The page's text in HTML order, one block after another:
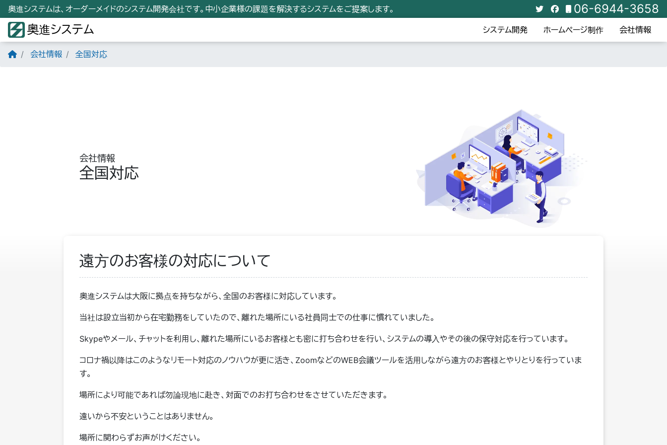
奥進システムは、オーダーメイドのシステム開発会社です。中小企業様の課題を解決するシステムをご提案します。
06-6944-3658
奥進システム
システム開発 ホームページ制作 会社情報
会社情報 全国対応
会社情報
全国対応
遠方のお客様の対応について
奥進システムは大阪に拠点を持ちながら、全国のお客様に対応しています。
当社は設立当初から在宅勤務をしていたので、離れた場所にいる社員同士での仕事に慣れていました。
Skypeやメール、チャットを利用し、離れた場所にいるお客様とも密に打ち合わせを行い、システムの導入やその後の保守対応を行っています。
コロナ禍以降はこのようなリモート対応のノウハウが更に活き、ZoomなどのWEB会議ツールを活用しながら遠方のお客様とやりとりを行っていま
す。
場所により可能であれば勿論現地に赴き、対面でのお打ち合わせをさせていただきます。
遠いから不安ということはありません。
場所に関わらずお声がけください。